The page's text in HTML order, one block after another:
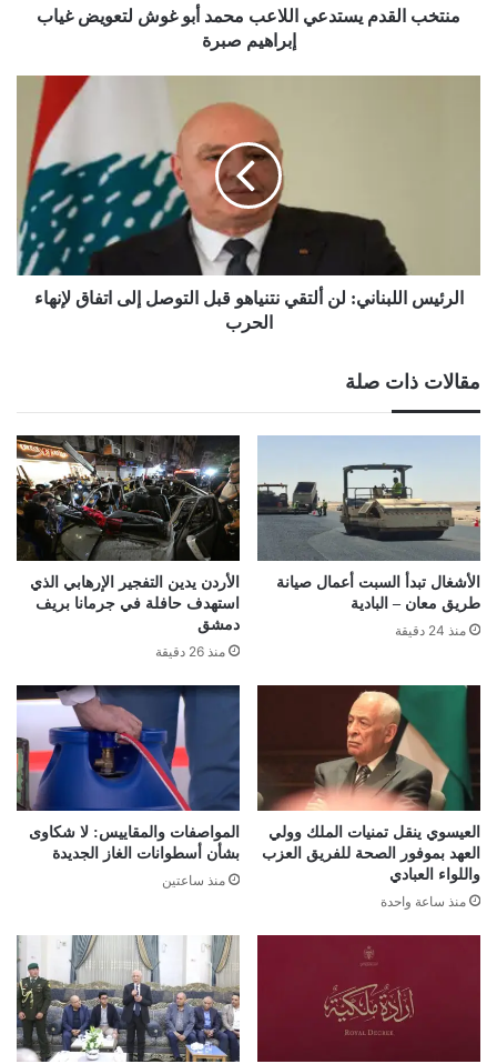
إبراهيم
منتخب القدم يستدعي اللاعب محمد أبو غوش لتعويض غياب
إبراهيم صبرة
اتفاق
لإنهاءالرئيس اللبناني: لن ألتقي نتنياهو قبل التوصل إلى اتفاق لإنهاء
الحرب
مقالات ذات صلة
الأشغال تبدأ السبت أعمال صيانة
طريق معان – البادية
منذ 24 دقيقة
الأردن يدين التفجير الإرهابي الذي
استهدف حافلة في جرمانا بريف
دمشق
منذ 26 دقيقة
العيسوي ينقل تمنيات الملك وولي
العهد بموفور الصحة للفريق العزب
واللواء العبادي
منذ ساعة واحدة
المواصفات والمقاييس: لا شكاوى
بشأن أسطوانات الغاز الجديدة
منذ ساعتين